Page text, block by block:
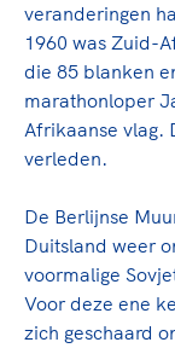
veranderingen
1960 was Zuid-
die 85 blanken
marathonloper
Afrikaanse vlag.
verleden.
De Berlijnse
Duitsland weer
voormalige
Voor deze ene
zich geschaard